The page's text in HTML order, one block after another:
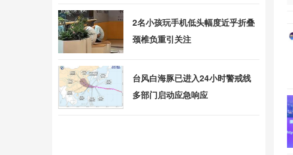
2名小孩玩手机低头幅度近乎折叠
颈椎负重引关注
台风白海豚已进入24小时警戒线
多部门启动应急响应